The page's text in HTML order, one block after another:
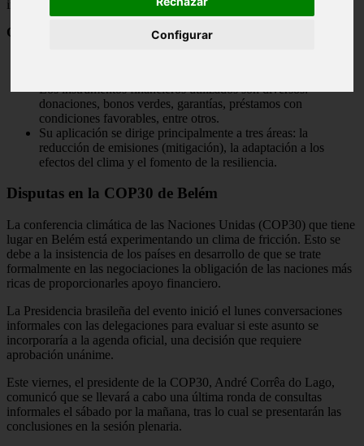
Configurar
impactos climáticos y fortalecer su capacidad de recuperación.
Orígenes y modalidades de la financiación climática
Los instrumentos financieros utilizados son diversos:
donaciones, bonos verdes, garantías, préstamos con
condiciones favorables, entre otros.
Su aplicación se dirige principalmente a tres áreas: la
reducción de emisiones (mitigación), la adaptación a los
efectos del clima y el fomento de la resiliencia.
Disputas en la COP30 de Belém
La conferencia climática de las Naciones Unidas (COP30) que tiene
lugar en Belém está experimentando un clima de fricción. Esto se
debe a la insistencia de los países en desarrollo de que se trate
formalmente en las negociaciones la obligación de las naciones más
ricas de proporcionarles apoyo financiero.
La Presidencia brasileña del evento inició el lunes conversaciones
informales con las delegaciones para evaluar si este asunto se
incorporaría a la agenda oficial, una decisión que requiere
aprobación unánime.
Este viernes, el presidente de la COP30, André Corrêa do Lago,
comunicó que se llevará a cabo una última ronda de consultas
informales el sábado por la mañana, tras lo cual se presentarán las
conclusiones en la sesión plenaria.